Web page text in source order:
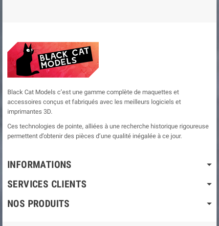
Black Cat Models c’est une gamme complète de maquettes et
accessoires conçus et fabriqués avec les meilleurs logiciels et
imprimantes 3D.
Ces technologies de pointe, alliées à une recherche historique rigoureuse
permettent d’obtenir des pièces d’une qualité inégalée à ce jour.
INFORMATIONS
SERVICES CLIENTS
NOS PRODUITS